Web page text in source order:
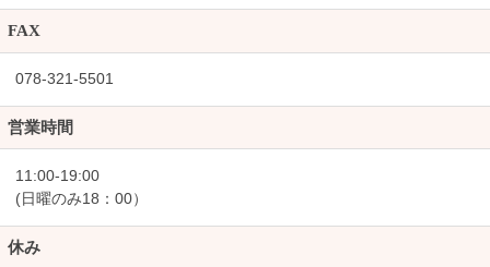
FAX
078-321-5501
営業時間
11:00-19:00
(日曜のみ18：00）
休み